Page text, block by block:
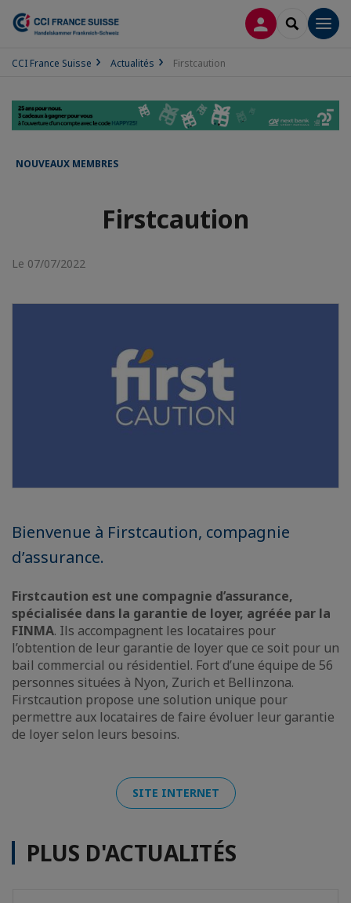
CONNEXION
CCI France Suisse Actualités Firstcaution
NOUVEAUX MEMBRES
Firstcaution
Le 07/07/2022
Bienvenue à Firstcaution, compagnie
d’assurance.
Firstcaution est une compagnie d’assurance,
spécialisée dans la garantie de loyer, agréée par la
FINMA. Ils accompagnent les locataires pour
l’obtention de leur garantie de loyer que ce soit pour un
bail commercial ou résidentiel. Fort d’une équipe de 56
personnes situées à Nyon, Zurich et Bellinzona.
Firstcaution propose une solution unique pour
permettre aux locataires de faire évoluer leur garantie
de loyer selon leurs besoins.
SITE INTERNET
PLUS D'ACTUALITÉS